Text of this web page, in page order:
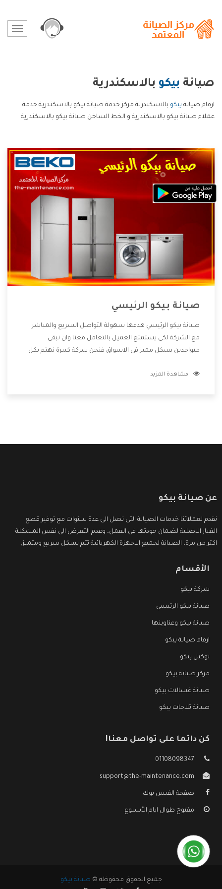
صيانة بيكو بالاسكندرية
ارقام صيانة بيكو بالاسكندرية مركز خدمة صيانة بيكو بالاسكندرية خدمة
عملاء صيانة بيكو بالاسكندرية و الخط الساخن صيانة بيكو بالاسكندرية.
صيانة بيكو الرئيسي
صيانة بيكو الرئيسي هدفها سهولة التواصل السريع والمباشر
مع الشركة لكى يستمتع العميل بالتعامل معنا وان نبقى
متواجدين بشكل مميز فى الاسواق فنحن شركة كبيرة نهتم بكل
الشركة بها والتى تكون منها خدمة الصيانة التى تكون من أهم
مشاهدة المزيد
عن صيانة بيكو
نقدم لعملائنا خدمات الصيانة التى تصل الى عدة سنوات مع توفير قطع
الغيار الاصلية لضمان جودتها فى العمل، وعدم التعرض الى نفس المشكلة
اكثر من مرة، الصيانة لجميع الاجهزة الكهربائية تتم بشكل سريع ومتميز.
الأقسام
شركة بيكو
صيانة بيكو الرئيسي
صيانة بيكو وعناوينها
ارقام صيانة بيكو
توكيل بيكو
مركز صيانة بيكو
صيانة غسالات بيكو
صيانة ثلاجات بيكو
كن دائما على تواصل معنا!
01108098347
support@the-maintenance.com
صفحة الفيس بوك
مفتوح طوال ايام الأسبوع
جميع الحقوق محفوظه © صيانة بيكو